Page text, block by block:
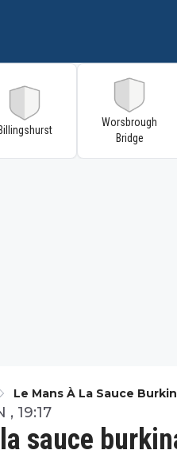
Billingshurst
Worsbrough
Bridge
Le Mans À La Sauce
sauce
, 19:17